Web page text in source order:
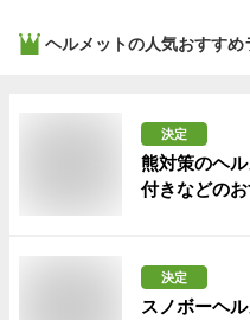
ヘルメットの人気おすすめ
決定
熊対策のヘ
付きなどの
決定
スノボーヘ